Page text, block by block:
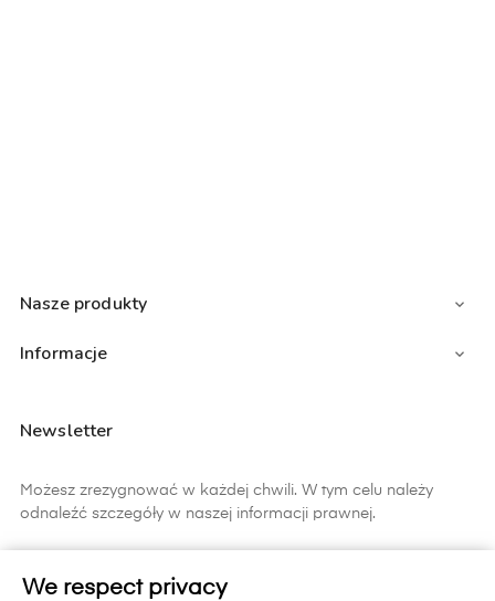
Nasze produkty 
Informacje 
Newsletter
Możesz zrezygnować w każdej chwili. W tym celu należy
odnaleźć szczegóły w naszej informacji prawnej.
We respect privacy